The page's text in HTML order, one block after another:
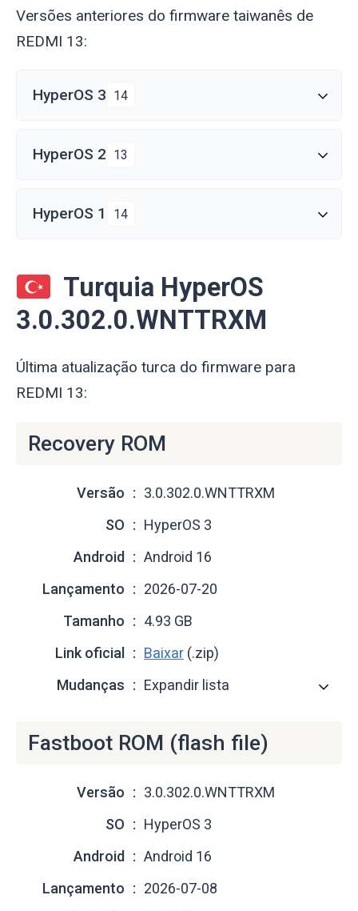
Versões anteriores do firmware taiwanês de
REDMI 13:
HyperOS 3 14
HyperOS 2 13
HyperOS 1 14
Turquia HyperOS
3.0.302.0.WNTTRXM
Última atualização turca do firmware para
REDMI 13:
Recovery ROM
Versão
3.0.302.0.WNTTRXM
SO
HyperOS 3
Android
Android 16
Lançamento
2026-07-20
Tamanho
4.93 GB
Link oficial
Baixar (.zip)
Mudanças
Expandir lista
Fastboot ROM (flash file)
Versão
3.0.302.0.WNTTRXM
SO
HyperOS 3
Android
Android 16
Lançamento
2026-07-08